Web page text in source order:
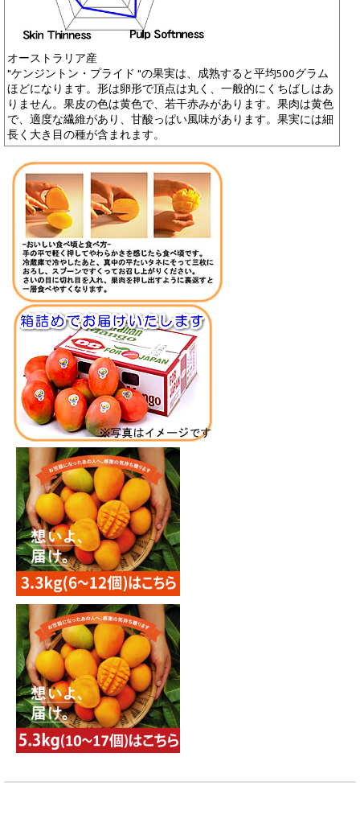
オーストラリア産
"ケンジントン・プライド "の果実は、成熟すると平均500グラム
ほどになります。形は卵形で頂点は丸く、一般的にくちばしはあ
りません。果皮の色は黄色で、若干赤みがあります。果肉は黄色
で、適度な繊維があり、甘酸っぱい風味があります。果実には細
長く大き目の種が含まれます。